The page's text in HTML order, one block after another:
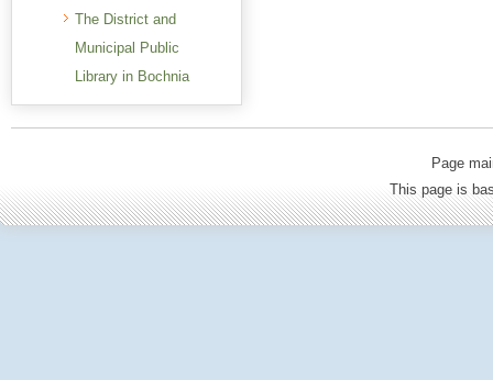
The District and
Municipal Public
Library in Bochnia
Page
This page is